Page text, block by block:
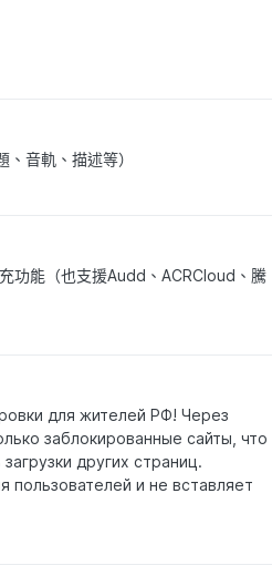
音軌、描述等）
功能（也支援Audd、ACRCloud、騰
для жителей РФ! Через
заблокированные сайты, что
других страниц.
пользователей и не вставляет